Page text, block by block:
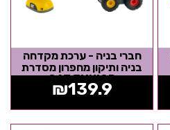
חברי בניה - ערכת מקדחה
בניה ותיקון מחפרון מסדרת
CAT JUNIOR
₪139.9